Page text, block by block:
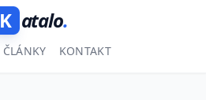
K atalo.
ČLÁNKY KONTAKT